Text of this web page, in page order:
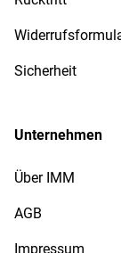
Sicherheit
Unternehmen
Über IMM
AGB
Impressum